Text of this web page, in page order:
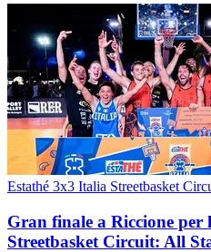
Estathé 3x3 Italia Streetbasket
Gran finale a Riccione per
Streetbasket Circuit: All